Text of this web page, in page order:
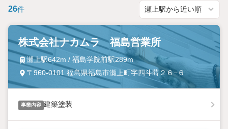
26件
株式会社ナカムラ 福島営業所
瀬上駅642m / 福島学院前駅289m
〒960-0101 福島県福島市瀬上町字四斗蒔２６−６
事業内容 建築塗装